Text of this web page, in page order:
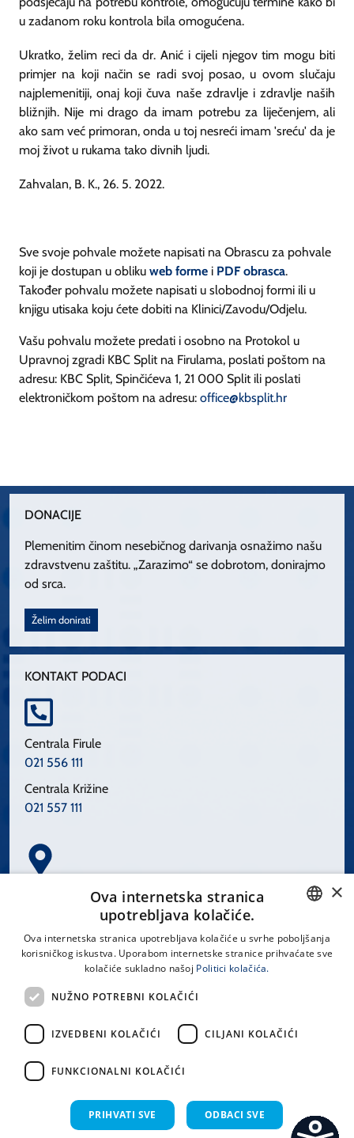
u zadanom roku kontrola bila omogućena.
Ukratko, želim reci da dr. Anić i cijeli njegov tim mogu biti
primjer na koji način se radi svoj posao, u ovom slučaju
najplemenitiji, onaj koji čuva naše zdravlje i zdravlje naših
bližnjih. Nije mi drago da imam potrebu za liječenjem, ali
ako sam već primoran, onda u toj nesreći imam 'sreću' da je
moj život u rukama tako divnih ljudi.
Zahvalan, B. K., 26. 5. 2022.
Sve svoje pohvale možete napisati na Obrascu za pohvale
koji je dostupan u obliku web forme i PDF obrasca.
Također pohvalu možete napisati u slobodnoj formi ili u
knjigu utisaka koju ćete dobiti na Klinici/Zavodu/Odjelu.
Vašu pohvalu možete predati i osobno na Protokol u
Upravnoj zgradi KBC Split na Firulama, poslati poštom na
adresu: KBC Split, Spinčićeva 1, 21 000 Split ili poslati
elektroničkom poštom na adresu: office@kbsplit.hr
DONACIJE
Plemenitim činom nesebičnog darivanja osnažimo našu
zdravstvenu zaštitu. „Zarazimo“ se dobrotom, donirajmo
od srca.
Želim donirati
KONTAKT PODACI
Centrala Firule
021 556 111
Centrala Križine
021 557 111
Spinčićeva 1, 21000 Split
LINKOVI
Uvjeti korištenja
CROATIAN
×
Ova internetska stranica
upotrebljava kolačiće.
Ova internetska stranica upotrebljava kolačiće u svrhe poboljšanja
korisničkog iskustva. Uporabom internetske stranice prihvaćate sve
kolačiće sukladno našoj Politici kolačića.
NUŽNO POTREBNI KOLAČIĆI
IZVEDBENI KOLAČIĆI CILJANI KOLAČIĆI
FUNKCIONALNI KOLAČIĆI
PRIHVATI SVE ODBACI SVE